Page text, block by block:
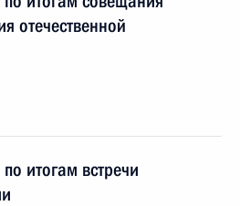
отечественной
итогам встречи